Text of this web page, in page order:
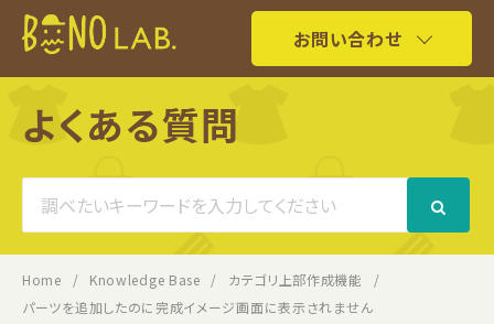
お問い合わせ
よくある質問
For
Home Knowledge Base
カテゴリ上部作成機能
パーツを追加したのに完成イメージ画面に表示されません